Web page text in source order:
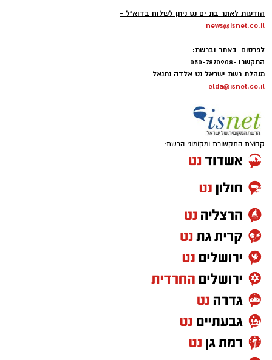
הודעות לאתר בת ים נט ניתן לשלוח בדוא"ל -
news@isnet.co.il
לפרסום באתר וברשת:
התקשרו -050-7870908
מנהלת רשת ישראל נט אלדה נתנאל
elda@isnet.co.il
קבוצת התקשורת ומקומוני הרשת: